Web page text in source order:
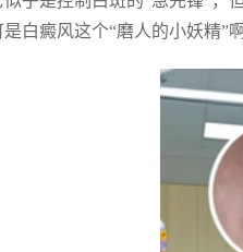
白癜风这个“磨人的小妖精”